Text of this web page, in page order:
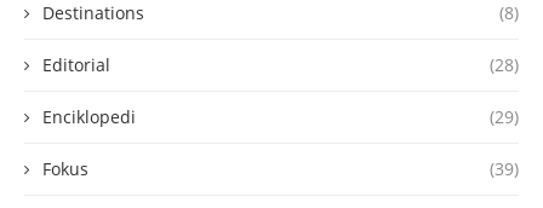
Destinations (8)
Editorial (28)
Enciklopedi (29)
Fokus (39)